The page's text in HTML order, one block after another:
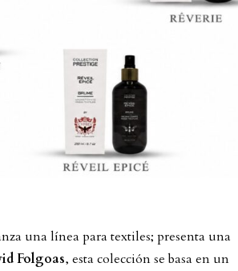
una línea para textiles; presenta una
Folgoas, esta colección se basa en un